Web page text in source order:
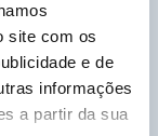
site com os
e de
informações
a partir da sua